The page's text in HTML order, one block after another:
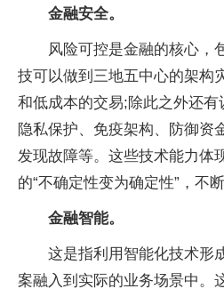
金融安全。
风险可控是金融的核心，
技可以做到三地五中心的架构
和低成本的交易;除此之外还有
隐私保护、免疫架构、防御资
发现故障等。这些技术能力体
的“不确定性变为确定性”，不
金融智能。
这是指利用智能化技术形
案融入到实际的业务场景中。